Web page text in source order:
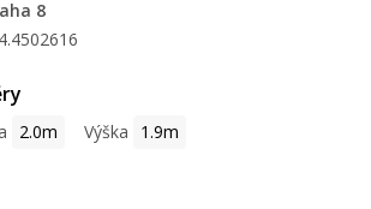
8
2.0m Výška 1.9m